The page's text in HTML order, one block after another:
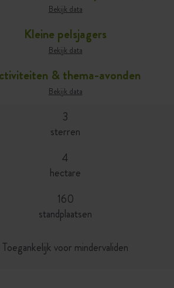
Bekijk data
Kleine pelsjagers
Bekijk data
& thema-avonden
Bekijk data
3
sterren
4
hectare
160
standplaatsen
Toegankelijk voor mindervaliden